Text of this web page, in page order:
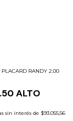
PLACARD RANDY 2.00
ALTO
sin interés de $93.055,56